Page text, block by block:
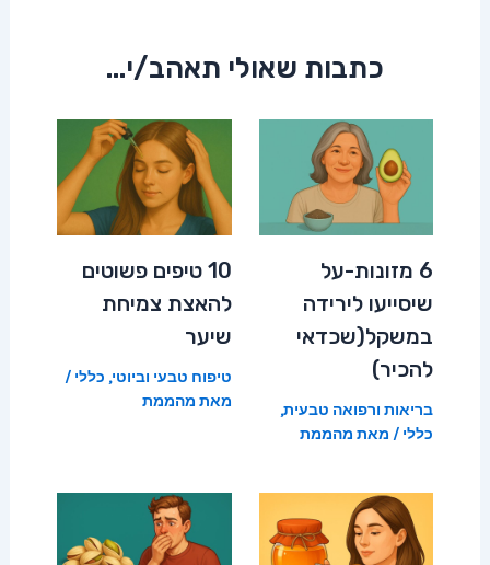
כתבות שאולי תאהב/י...
6 מזונות-על
שיסייעו לירידה
במשקל(שכדאי
להכיר)
בריאות ורפואה טבעית,
כללי / מאת מהממת
10 טיפים פשוטים
להאצת צמיחת
שיער
טיפוח טבעי וביוטי, כללי /
מאת מהממת